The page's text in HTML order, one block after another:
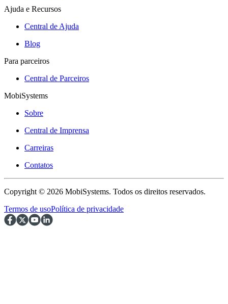
Ajuda e Recursos
Central de Ajuda
Blog
Para parceiros
Central de Parceiros
MobiSystems
Sobre
Central de Imprensa
Carreiras
Contatos
Copyright © 2026 MobiSystems. Todos os direitos reservados.
Termos de usoPolítica de privacidade